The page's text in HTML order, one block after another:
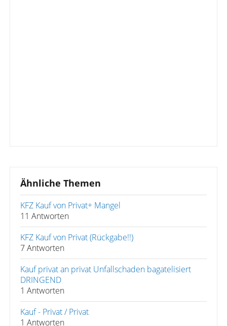
Ähnliche Themen
KFZ Kauf von Privat+ Mangel
11 Antworten
KFZ Kauf von Privat (Rückgabe!!)
7 Antworten
Kauf privat an privat Unfallschaden bagatelisiert
DRINGEND
1 Antworten
Kauf - Privat / Privat
1 Antworten